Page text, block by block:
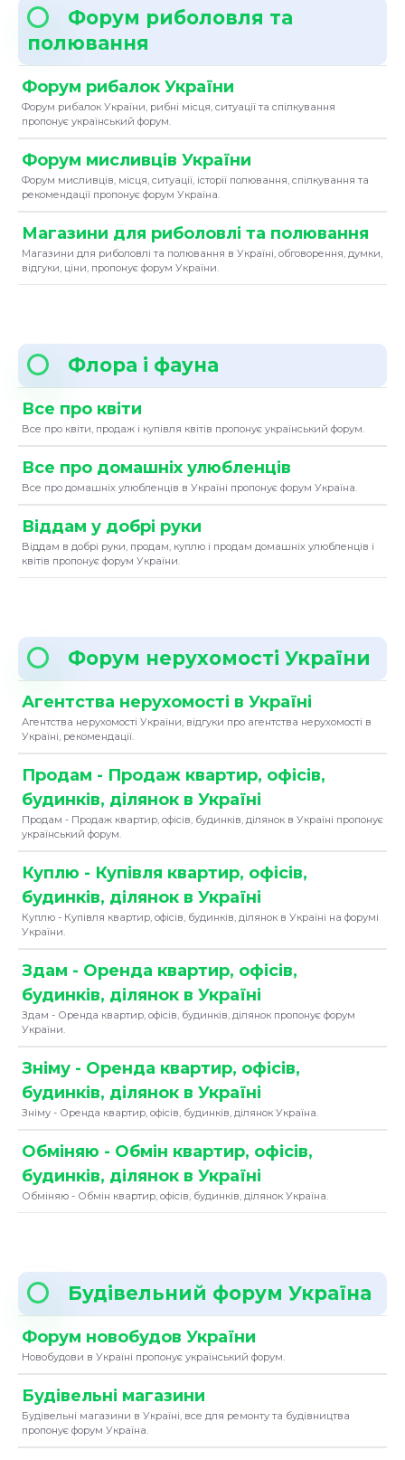
Форум риболовля та
полювання
Форум рибалок України
Форум рибалок України, рибні місця, ситуації та спілкування
пропонує український форум.
Форум мисливців України
Форум мисливців, місця, ситуації, історії полювання, спілкування та
рекомендації пропонує форум Україна.
Магазини для риболовлі та полювання
Магазини для риболовлі та полювання в Україні, обговорення, думки,
відгуки, ціни, пропонує форум України.
Флора і фауна
Все про квіти
Все про квіти, продаж і купівля квітів пропонує український форум.
Все про домашніх улюбленців
Все про домашніх улюбленців в Україні пропонує форум Україна.
Віддам у добрі руки
Віддам в добрі руки, продам, куплю і продам домашніх улюбленців і
квітів пропонує форум України.
Форум нерухомості України
Агентства нерухомості в Україні
Агентства нерухомості України, відгуки про агентства нерухомості в
Україні, рекомендації.
Продам - Продаж квартир, офісів,
будинків, ділянок в Україні
Продам - Продаж квартир, офісів, будинків, ділянок в Україні пропонує
український форум.
Куплю - Купівля квартир, офісів,
будинків, ділянок в Україні
Куплю - Купівля квартир, офісів, будинків, ділянок в Україні на форумі
України.
Здам - Оренда квартир, офісів,
будинків, ділянок в Україні
Здам - Оренда квартир, офісів, будинків, ділянок пропонує форум
України.
Зніму - Оренда квартир, офісів,
будинків, ділянок в Україні
Зніму - Оренда квартир, офісів, будинків, ділянок Україна.
Обміняю - Обмін квартир, офісів,
будинків, ділянок в Україні
Обміняю - Обмін квартир, офісів, будинків, ділянок Україна.
Будівельний форум Україна
Форум новобудов України
Новобудови в Україні пропонує український форум.
Будівельні магазини
Будівельні магазини в Україні, все для ремонту та будівництва
пропонує форум Україна.